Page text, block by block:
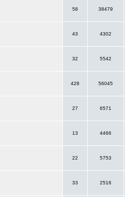
58 38479
43 4302
32 5542
428 56045
27 6571
13 4466
22 5753
33 2516